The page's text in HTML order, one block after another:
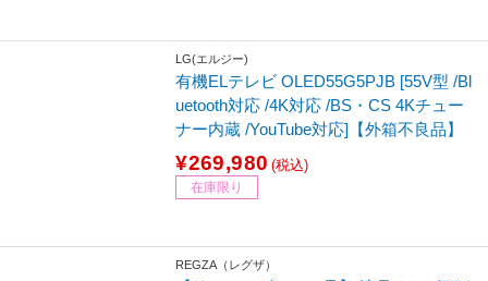
LG(エルジー)
有機ELテレビ OLED55G5PJB [55V型 /Bl
uetooth対応 /4K対応 /BS・CS 4Kチュー
ナー内蔵 /YouTube対応]【外箱不良品】
¥269,980 (税込)
在庫限り
REGZA（レグザ）